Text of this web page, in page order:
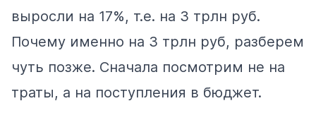
выросли на 17%, т.е. на 3 трлн руб.
Почему именно на 3 трлн руб, разберем
чуть позже. Сначала посмотрим не на
траты, а на поступления в бюджет.